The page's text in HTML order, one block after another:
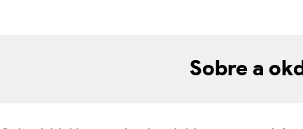
Sobre a